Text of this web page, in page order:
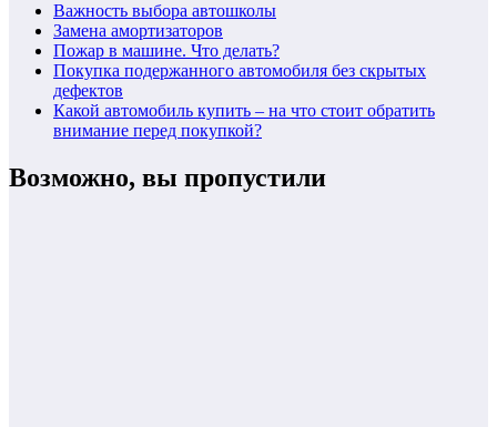
Важность выбора автошколы
Замена амортизаторов
Пожар в машине. Что делать?
Покупка подержанного автомобиля без скрытых
дефектов
Какой автомобиль купить – на что стоит обратить
внимание перед покупкой?
Возможно, вы пропустили